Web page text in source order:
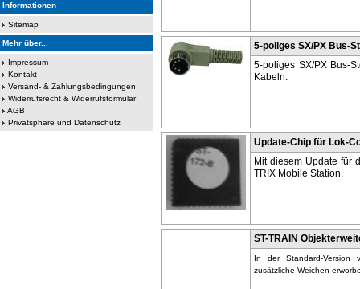
Informationen
Sitemap
Mehr über...
Impressum
Kontakt
Versand- & Zahlungsbedingungen
Widerrufsrecht & Widerrufsformular
AGB
Privatsphäre und Datenschutz
5-poliges SX/PX Bus-
5-poliges SX/PX Bus-
Kabeln.
Update-Chip für Lok-
Mit diesem Update für
TRIX Mobile Station.
ST-TRAIN
In der Standard-Version
zusätzliche Weichen